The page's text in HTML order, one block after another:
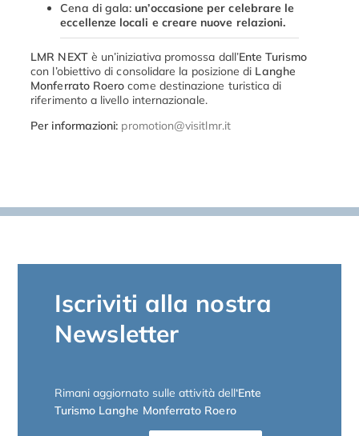
Cena di gala: un’occasione per celebrare le
eccellenze locali e creare nuove relazioni.
LMR NEXT è un’iniziativa promossa dall’Ente Turismo
con l’obiettivo di consolidare la posizione di Langhe
Monferrato Roero come destinazione turistica di
riferimento a livello internazionale.
Per informazioni: promotion@visitlmr.it
Iscriviti alla nostra
Newsletter
Rimani aggiornato sulle attività dell‘Ente
Turismo Langhe Monferrato Roero